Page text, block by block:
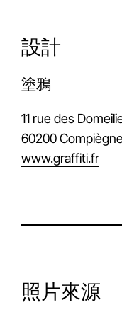
設計
塗鴉
11 rue des
60200
www.graffiti.fr
照片來源